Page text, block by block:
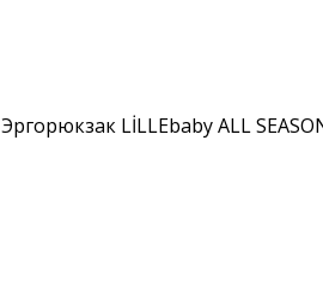
Эргорюкзак LİLLEbaby ALL